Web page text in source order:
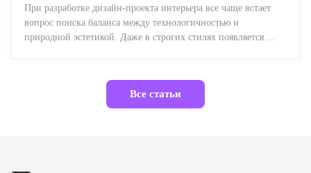
При разработке дизайн-проекта интерьера все чаще встает
вопрос поиска баланса между технологичностью и
природной эстетикой. Даже в строгих стилях появляется ...
Все статьи